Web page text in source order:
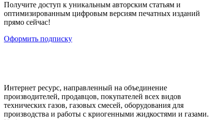
Получите доступ к уникальным авторским статьям и
оптимизированным цифровым версиям печатных изданий
прямо сейчас!
Оформить подписку
Интернет ресурс, направленный на объединение
производителей, продавцов, покупателей всех видов
технических газов, газовых смесей, оборудования для
производства и работы с криогенными жидкостями и газами.